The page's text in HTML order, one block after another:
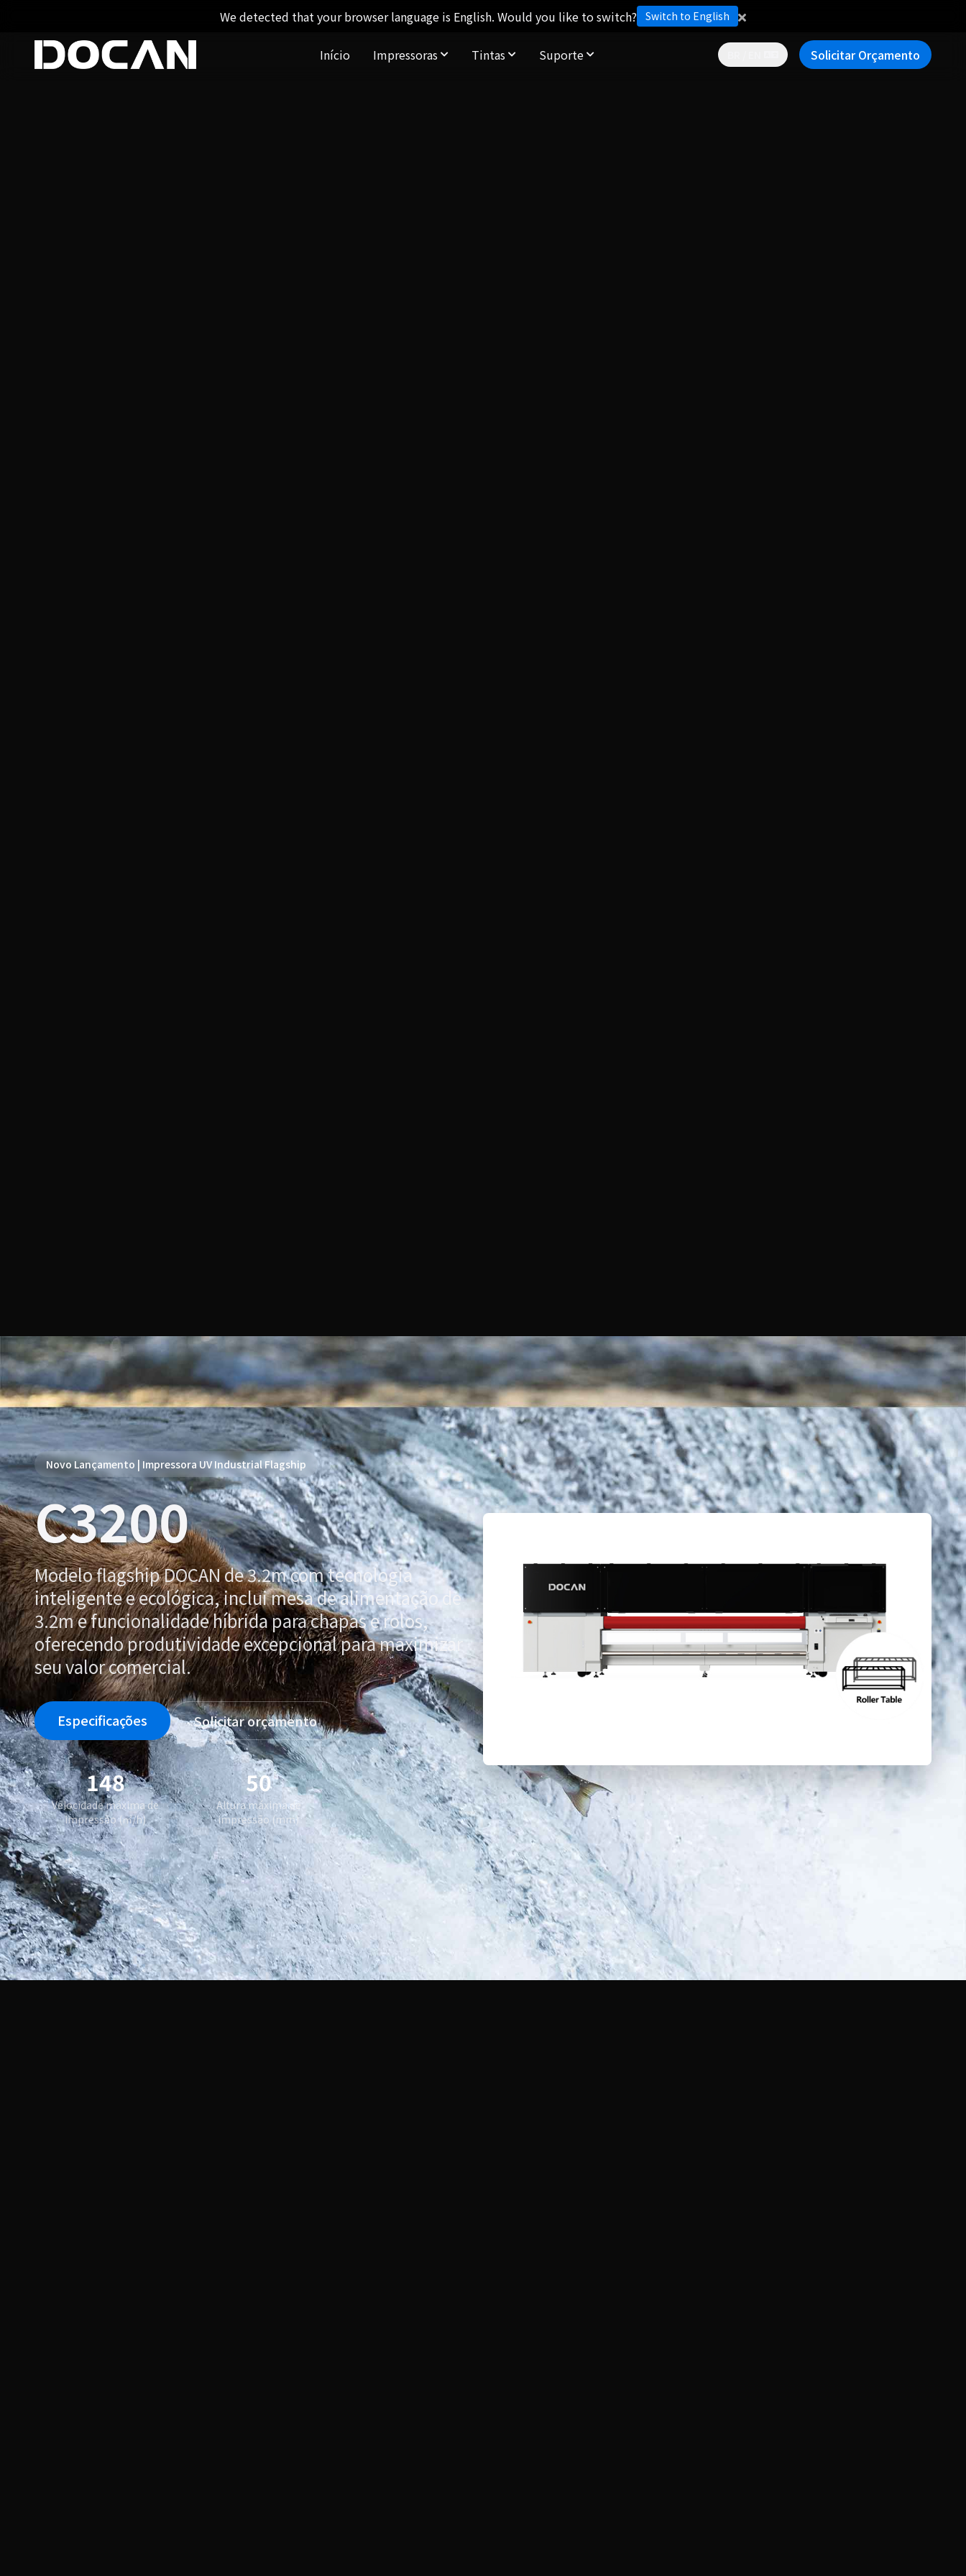
Início Impressoras Tintas Suporte Solicitar Orçamento
We detected that your browser language is English. Would you like to switch? Switch to English
Novo Lançamento | Impressora UV Industrial Flagship
C3200
Modelo flagship DOCAN de 3.2m com tecnologia
inteligente e ecológica, inclui mesa de alimentação de
3.2m e funcionalidade híbrida para chapas e rolos,
oferecendo produtividade excepcional para maximizar
seu valor comercial.
Especificações Solicitar orçamento
148
Velocidade máxima de
impressão (㎡/h)
50
Altura máxima de
impressão (mm)